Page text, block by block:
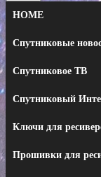
HOME
Спутниковые
Спутниковое ТВ
Спутниковый
Ключи для
Прошивки для